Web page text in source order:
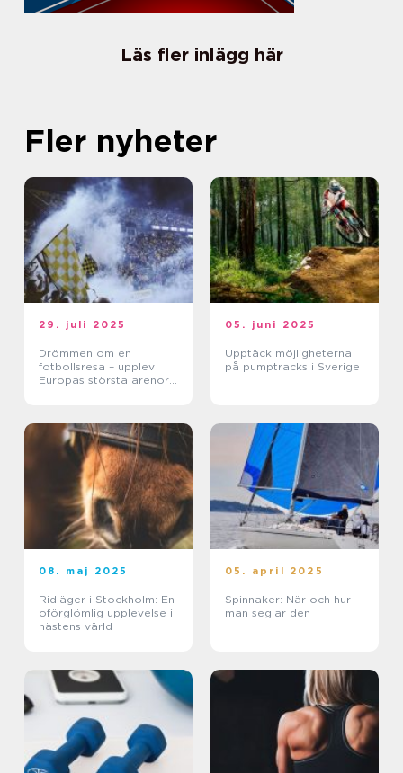
Läs fler inlägg här
Fler nyheter
29. juli 2025
Drömmen om en
fotbollsresa – upplev
Europas största arenor
05. juni 2025
Upptäck möjligheterna
på pumptracks i Sverige
08. maj 2025
Ridläger i Stockholm: En
oförglömlig upplevelse i
hästens värld
05. april 2025
Spinnaker: När och hur
man seglar den